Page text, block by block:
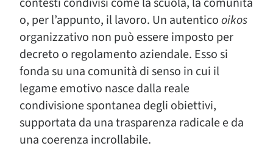
o, per l’appunto, il lavoro. Un autenticooikos
organizzativo non può essere imposto per
decreto o regolamento aziendale. Esso si
fonda su una comunità di senso in cui il
legame emotivo nasce dalla reale
condivisione spontanea degli obiettivi,
supportata da una trasparenza radicale e da
una coerenza incrollabile.